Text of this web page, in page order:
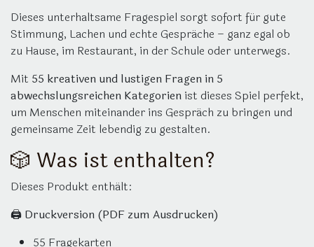
Dieses unterhaltsame Fragespiel sorgt sofort für gute
Stimmung, Lachen und echte Gespräche – ganz egal ob
zu Hause, im Restaurant, in der Schule oder unterwegs.
Mit 55 kreativen und lustigen Fragen in 5
abwechslungsreichen Kategorien ist dieses Spiel perfekt,
um Menschen miteinander ins Gespräch zu bringen und
gemeinsame Zeit lebendig zu gestalten.
🎲 Was ist enthalten?
Dieses Produkt enthält:
🖨️ Druckversion (PDF zum Ausdrucken)
55 Fragekarten